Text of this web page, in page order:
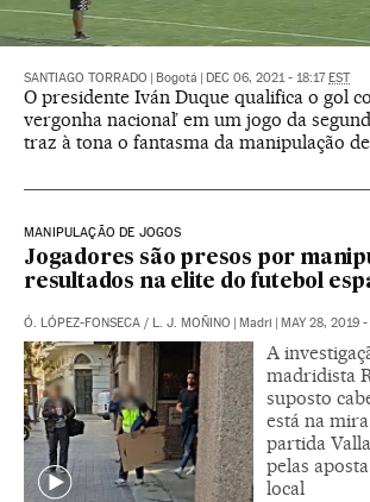
SANTIAGO TORRADO Bogotá DEC 06, 2021 - 18:17 EST
O presidente Iván Duque qualifica o gol
vergonha nacional’ em um jogo da
traz à tona o fantasma da manipulação
MANIPULAÇÃO DE JOGOS
Jogadores são presos por
resultados na elite do futebol
Ó. LÓPEZ-FONSECA / L. J. MOÑINO Madri MAY 28, 2019
A
madridista
suposto
está na
partida
pelas
local